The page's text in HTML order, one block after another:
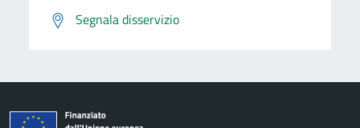
Segnala disservizio